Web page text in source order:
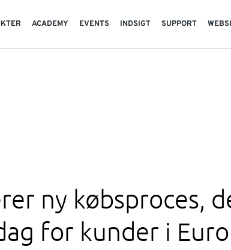
ACADEMY EVENTS INDSIGT SUPPORT
ny købsproces,
for kunder i